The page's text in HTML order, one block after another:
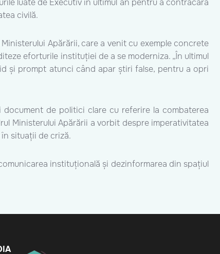
civilă.
Apărării, care a venit cu exemple concrete
eforturile instituției de a se moderniza. „În ultimul
și prompt atunci când apar știri false, pentru a opri
de politici clare cu referire la combaterea
Ministerului Apărării a vorbit despre imperativitatea
situații de criză.
instituțională și dezinformarea din spațiul